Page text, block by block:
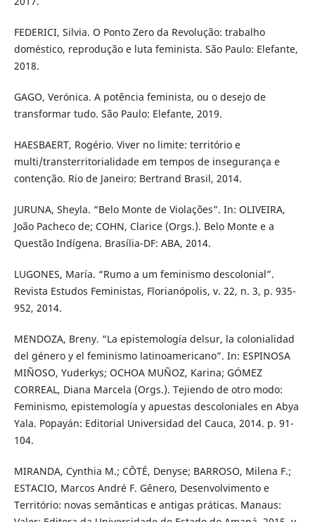
FEDERICI, Silvia. O Ponto Zero da Revolução: trabalho
doméstico, reprodução e luta feminista. São Paulo: Elefante,
2018.
GAGO, Verónica. A potência feminista, ou o desejo de
transformar tudo. São Paulo: Elefante, 2019.
HAESBAERT, Rogério. Viver no limite: território e
multi/transterritorialidade em tempos de insegurança e
contenção. Rio de Janeiro: Bertrand Brasil, 2014.
JURUNA, Sheyla. “Belo Monte de Violações”. In: OLIVEIRA,
João Pacheco de; COHN, Clarice (Orgs.). Belo Monte e a
Questão Indígena. Brasília-DF: ABA, 2014.
LUGONES, María. “Rumo a um feminismo descolonial”.
Revista Estudos Feministas, Florianópolis, v. 22, n. 3, p. 935-
952, 2014.
MENDOZA, Breny. “La epistemología delsur, la colonialidad
del género y el feminismo latinoamericano”. In: ESPINOSA
MIÑOSO, Yuderkys; OCHOA MUÑOZ, Karina; GÓMEZ
CORREAL, Diana Marcela (Orgs.). Tejiendo de otro modo:
Feminismo, epistemología y apuestas descoloniales en Abya
Yala. Popayán: Editorial Universidad del Cauca, 2014. p. 91-
104.
MIRANDA, Cynthia M.; CÔTÉ, Denyse; BARROSO, Milena F.;
ESTACIO, Marcos André F. Gênero, Desenvolvimento e
Território: novas semânticas e antigas práticas. Manaus: